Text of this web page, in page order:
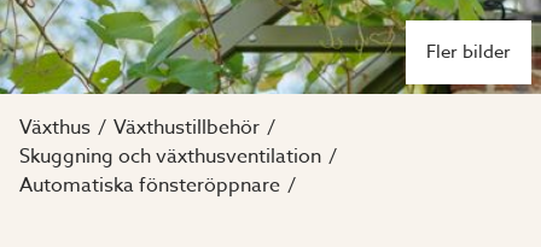
Fler bilder
Växthus
Växthustillbehör
Skuggning och växthusventilation
Automatiska fönsteröppnare